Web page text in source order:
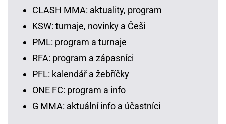
CLASH MMA: aktuality, program
KSW: turnaje, novinky a Češi
PML: program a turnaje
RFA: program a zápasníci
PFL: kalendář a žebříčky
ONE FC: program a info
G MMA: aktuální info a účastníci